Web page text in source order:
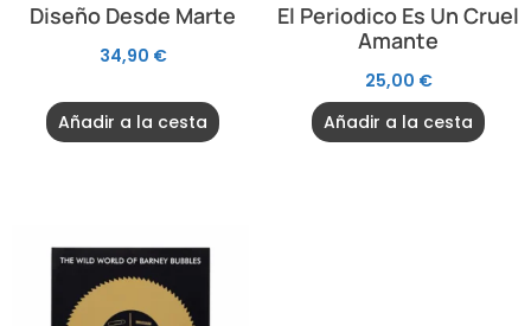
Diseño Desde Marte
34,90 €
Añadir a la cesta
El Periodico Es Un Cruel
Amante
25,00 €
Añadir a la cesta